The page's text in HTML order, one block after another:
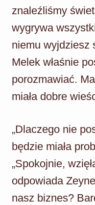
znaleźliśmy
wygrywa
niemu wyjdziesz
Melek właśnie
porozmawiać.
miała dobre
„Dlaczego nie
będzie miała
„Spokojnie,
odpowiada
nasz biznes?